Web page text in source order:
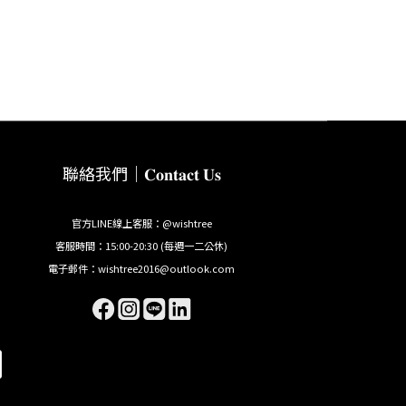
聯絡我們｜𝐂𝐨𝐧𝐭𝐚𝐜𝐭 𝐔𝐬
官方LINE線上客服：@wishtree
客服時間：15:00-20:30 (每週一二公休)
電子郵件：wishtree2016@outlook.com